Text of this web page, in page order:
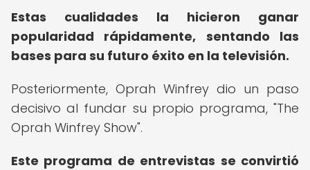
Estas cualidades la hicieron ganar
popularidad rápidamente, sentando las
bases para su futuro éxito en la televisión.
Posteriormente, Oprah Winfrey dio un paso
decisivo al fundar su propio programa, "The
Oprah Winfrey Show".
Este programa de entrevistas se convirtió